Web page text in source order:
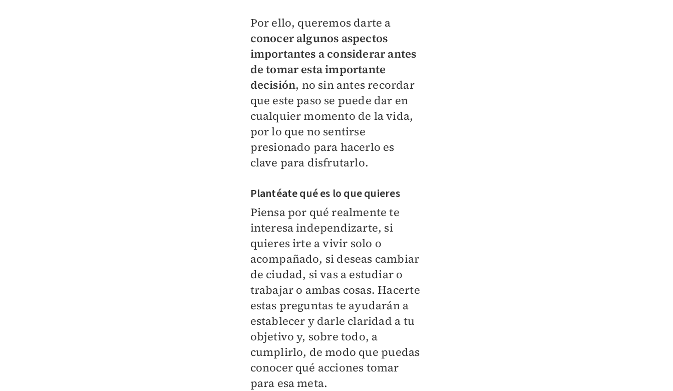
Por ello, queremos darte a
conocer algunos aspectos
importantes a considerar antes
de tomar esta importante
decisión, no sin antes recordar
que este paso se puede dar en
cualquier momento de la vida,
por lo que no sentirse
presionado para hacerlo es
clave para disfrutarlo.
Plantéate qué es lo que quieres
Piensa por qué realmente te
interesa independizarte, si
quieres irte a vivir solo o
acompañado, si deseas cambiar
de ciudad, si vas a estudiar o
trabajar o ambas cosas. Hacerte
estas preguntas te ayudarán a
establecer y darle claridad a tu
objetivo y, sobre todo, a
cumplirlo, de modo que puedas
conocer qué acciones tomar
para esa meta.